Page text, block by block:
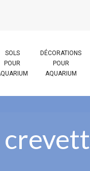
SOLS
POUR
DÉCORATIONS
POUR
AQUARIUM